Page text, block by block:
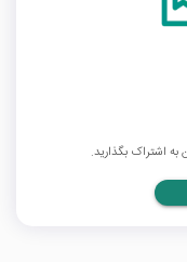
به اشتراک بگذارید.